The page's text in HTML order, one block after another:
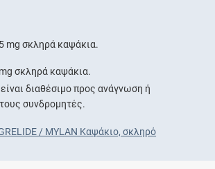
mg σκληρά καψάκια.
σκληρά καψάκια.
διαθέσιμο προς ανάγνωση ή
συνδρομητές.
/ MYLAN Καψάκιο, σκληρό